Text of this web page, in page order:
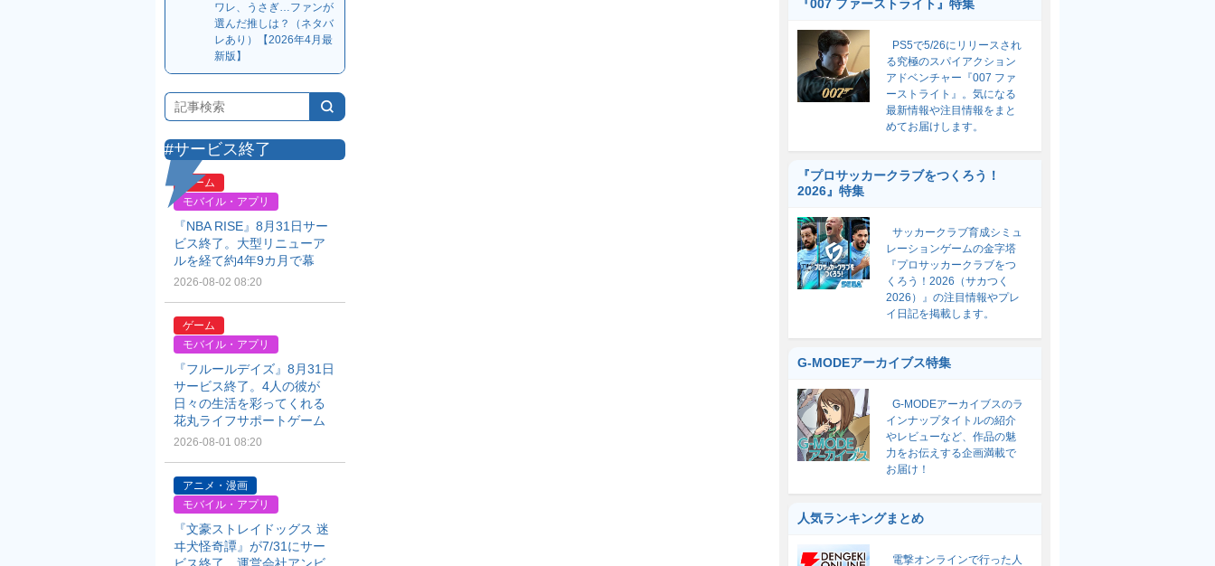
ワレ、うさぎ…ファンが
選んだ推しは？（ネタバ
レあり）【2026年4月最
新版】
#サービス終了
ゲーム
モバイル・アプリ
『NBA RISE』8月31日サー
ビス終了。大型リニューア
ルを経て約4年9カ月で幕
2026-08-02 08:20
ゲーム
モバイル・アプリ
『フルールデイズ』8月31日
サービス終了。4人の彼が
日々の生活を彩ってくれる
花丸ライフサポートゲーム
2026-08-01 08:20
アニメ・漫画
モバイル・アプリ
『文豪ストレイドッグス 迷
ヰ犬怪奇譚』が7/31にサー
『007 ファーストライト』特集
PS5で5/26にリリースされ
る究極のスパイアクション
アドベンチャー『007 ファ
ーストライト』。気になる
最新情報や注目情報をまと
めてお届けします。
『プロサッカークラブをつくろう！
2026』特集
サッカークラブ育成シミュ
レーションゲームの金字塔
『プロサッカークラブをつ
くろう！2026（サカつく
2026）』の注目情報やプレ
イ日記を掲載します。
G-MODEアーカイブス特集
G-MODEアーカイブスのラ
インナップタイトルの紹介
やレビューなど、作品の魅
力をお伝えする企画満載で
お届け！
人気ランキングまとめ
電撃オンラインで行った人